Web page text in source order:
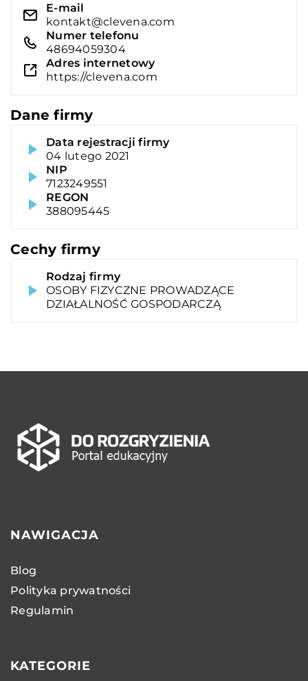
E-mail
kontakt@clevena.com
Numer telefonu
48694059304
Adres internetowy
https://clevena.com
Dane firmy
Data rejestracji firmy
04 lutego 2021
NIP
7123249551
REGON
388095445
Cechy firmy
Rodzaj firmy
OSOBY FIZYCZNE PROWADZĄCE
DZIAŁALNOŚĆ GOSPODARCZĄ
NAWIGACJA
Blog
Polityka prywatności
Regulamin
KATEGORIE